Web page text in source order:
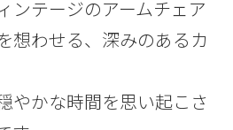
ンテージのアームチェア
想わせる、深みのあるカ
やかな時間を思い起こさ